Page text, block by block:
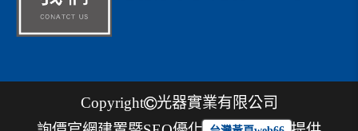
Copyright
光器實業有限公司